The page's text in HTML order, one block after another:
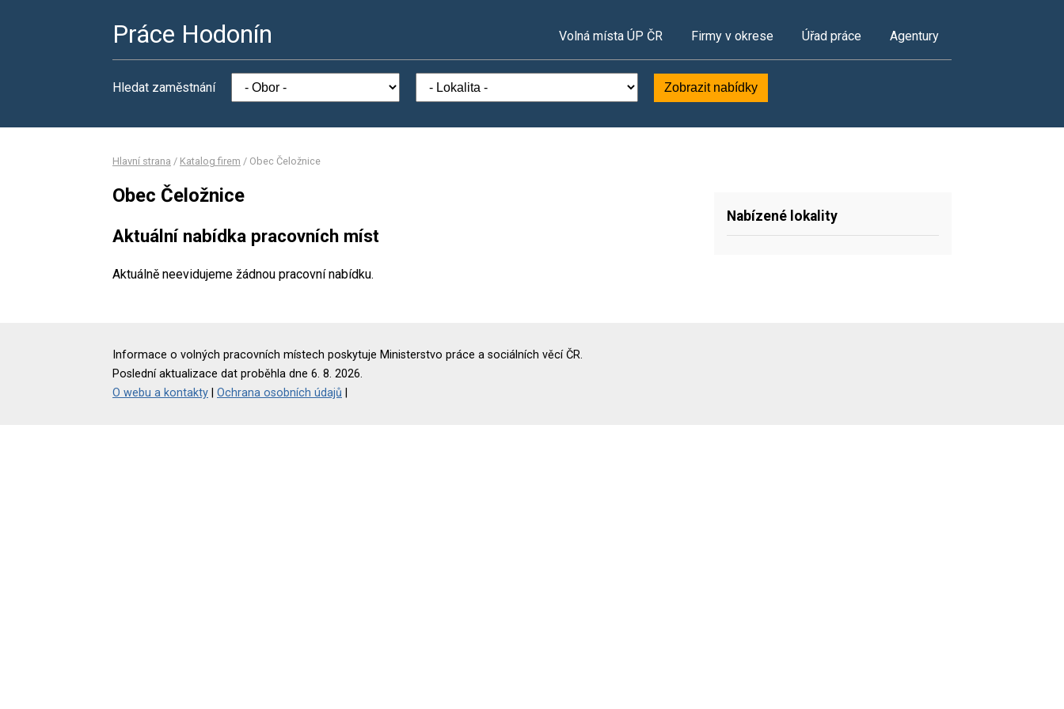
Práce Hodonín Volná místa ÚP ČR Firmy v okrese Úřad práce Agentury
Hledat zaměstnání Zobrazit nabídky
Hlavní strana / Katalog firem / Obec Čeložnice
Obec Čeložnice
Aktuální nabídka pracovních míst
Aktuálně neevidujeme žádnou pracovní nabídku.
Nabízené lokality
Informace o volných pracovních místech poskytuje Ministerstvo práce a sociálních věcí ČR.
Poslední aktualizace dat proběhla dne 6. 8. 2026.
O webu a kontakty
Ochrana osobních údajů